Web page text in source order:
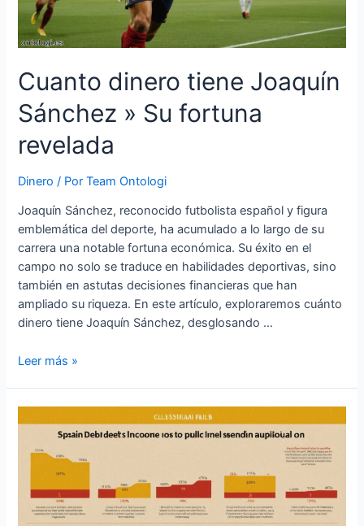
Cuanto dinero tiene Joaquín
Sánchez » Su fortuna
revelada
Dinero / PorTeam Ontologi
Joaquín Sánchez, reconocido futbolista español y figura
emblemática del deporte, ha acumulado a lo largo de su
carrera una notable fortuna económica. Su éxito en el
campo no solo se traduce en habilidades deportivas, sino
también en astutas decisiones financieras que han
ampliado su riqueza. En este artículo, exploraremos cuánto
dinero tiene Joaquín Sánchez, desglosando …
Cuanto
Sánchez
fortuna
revelada
Leer más »